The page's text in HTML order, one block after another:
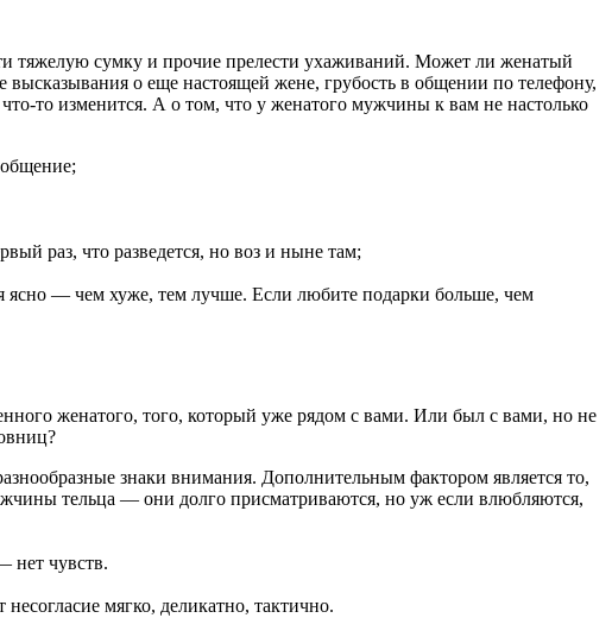
тяжелую сумку и прочие прелести ухаживаний. Может ли женатый
о еще настоящей жене, грубость в общении по телефону,
то изменится. А о том, что у женатого мужчины к вам не настолько
раз, что разведется, но воз и ныне там;
ясно — чем хуже, тем лучше. Если любите подарки больше, чем
женатого, того, который уже рядом с вами. Или был с вами, но не
знаки внимания. Дополнительным фактором является то,
тельца — они долго присматриваются, но уж если влюбляются,
нет чувств.
мягко, деликатно, тактично.